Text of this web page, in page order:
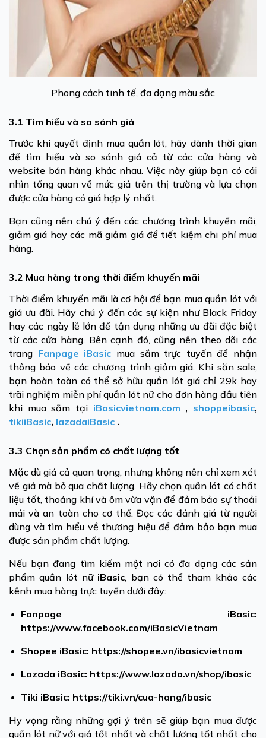
Phong cách tinh tế, đa dạng màu sắc
3.1 Tìm hiểu và so sánh giá
Trước khi quyết định mua quần lót, hãy dành thời gian
để tìm hiểu và so sánh giá cả từ các cửa hàng và
website bán hàng khác nhau. Việc này giúp bạn có cái
nhìn tổng quan về mức giá trên thị trường và lựa chọn
được cửa hàng có giá hợp lý nhất.
Bạn cũng nên chú ý đến các chương trình khuyến mãi,
giảm giá hay các mã giảm giá để tiết kiệm chi phí mua
hàng.
3.2 Mua hàng trong thời điểm khuyến mãi
Thời điểm khuyến mãi là cơ hội để bạn mua quần lót với
giá ưu đãi. Hãy chú ý đến các sự kiện như Black Friday
hay các ngày lễ lớn để tận dụng những ưu đãi đặc biệt
từ các cửa hàng. Bên cạnh đó, cũng nên theo dõi các
trang Fanpage iBasic mua sắm trực tuyến để nhận
thông báo về các chương trình giảm giá. Khi săn sale,
bạn hoàn toàn có thể sở hữu quần lót giá chỉ 29k hay
trãi nghiệm miễn phí quần lót nữ cho đơn hàng đầu tiên
khi mua sắm tại iBasicvietnam.com , shoppeibasic,
tikiiBasic, lazadaiBasic .
3.3 Chọn sản phẩm có chất lượng tốt
Mặc dù giá cả quan trọng, nhưng không nên chỉ xem xét
về giá mà bỏ qua chất lượng. Hãy chọn quần lót có chất
liệu tốt, thoáng khí và ôm vừa vặn để đảm bảo sự thoải
mái và an toàn cho cơ thể. Đọc các đánh giá từ người
dùng và tìm hiểu về thương hiệu để đảm bảo bạn mua
được sản phẩm chất lượng.
Nếu bạn đang tìm kiếm một nơi có đa dạng các sản
phẩm quần lót nữ iBasic, bạn có thể tham khảo các
kênh mua hàng trực tuyến dưới đây:
Fanpage iBasic:
https://www.facebook.com/iBasicVietnam
Shopee iBasic: https://shopee.vn/ibasicvietnam
Lazada iBasic: https://www.lazada.vn/shop/ibasic
Tiki iBasic: https://tiki.vn/cua-hang/ibasic
Hy vọng rằng những gợi ý trên sẽ giúp bạn mua được
quần lót nữ với giá tốt nhất và chất lượng tốt nhất cho